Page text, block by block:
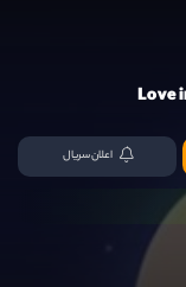
اعلان سریال